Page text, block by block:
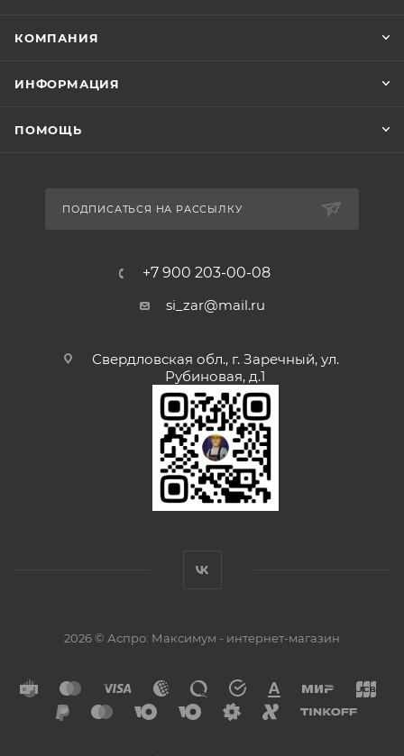
КОМПАНИЯ
ИНФОРМАЦИЯ
ПОМОЩЬ
ПОДПИСАТЬСЯ НА РАССЫЛКУ
+7 900 203-00-08
si_zar@mail.ru
Свердловская обл., г. Заречный, ул.
Рубиновая, д.1
2026 © Аспро: Максимум - интернет-магазин